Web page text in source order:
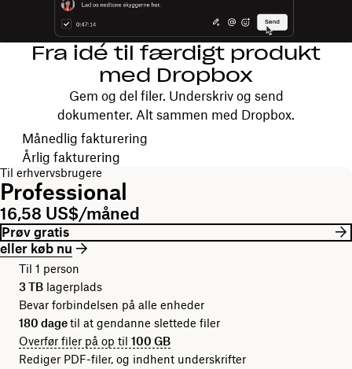
Fra idé til færdigt produkt
med Dropbox
Gem og del filer. Underskriv og send
dokumenter. Alt sammen med Dropbox.
Vælg faktureringsperiode
Månedlig fakturering
Årlig fakturering
Til erhvervsbrugere
Professional
16,58 US$/måned
Prøv gratis
eller køb nu
Til 1 person
3 TB lagerplads
Bevar forbindelsen på alle enheder
180 dagetil at gendanne slettede filer
Overfør filer på op til 100 GB
Rediger PDF-filer, og indhent underskrifter